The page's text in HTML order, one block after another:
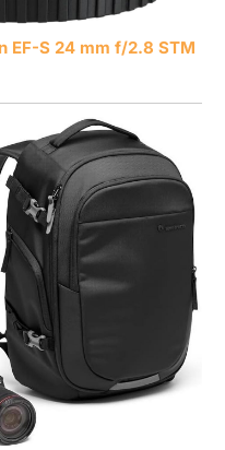
EF-S 24 mm f/2.8 STM